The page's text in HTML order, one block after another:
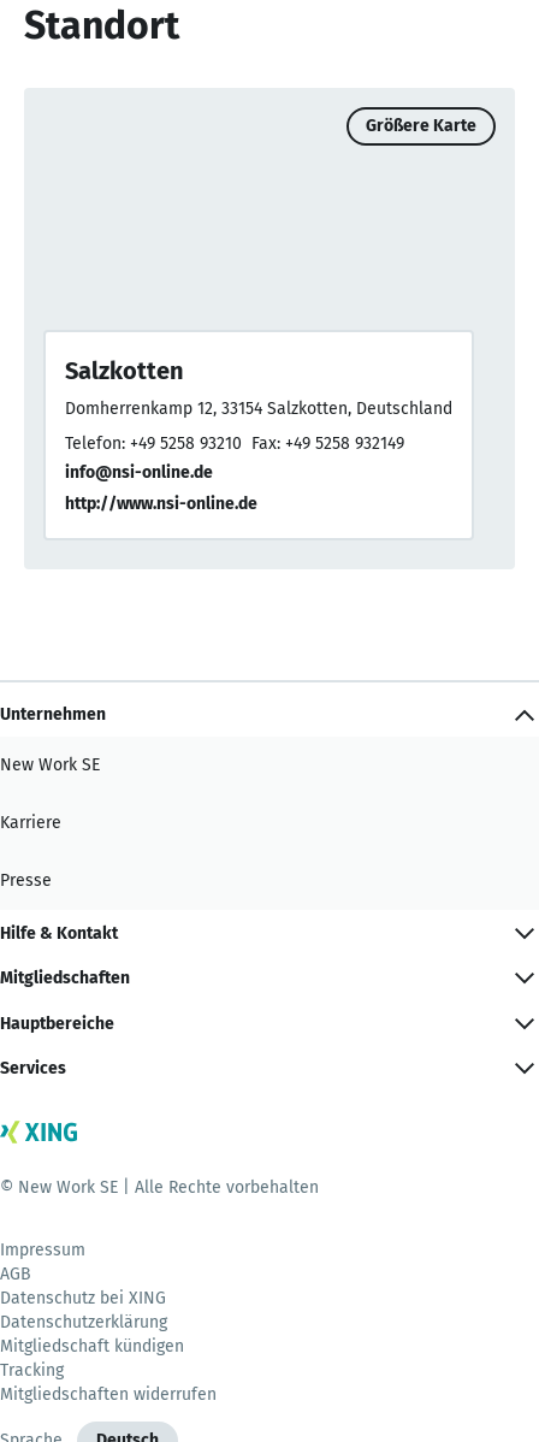
Standort
Größere Karte
Salzkotten
Domherrenkamp 12, 33154 Salzkotten, Deutschland
Telefon: +49 5258 93210 Fax: +49 5258 932149
info@nsi-online.de
http://www.nsi-online.de
Unternehmen
New Work SE
Karriere
Presse
Hilfe & Kontakt
Mitgliedschaften
Hauptbereiche
Services
© New Work SE | Alle Rechte vorbehalten
Impressum
AGB
Datenschutz bei XING
Datenschutzerklärung
Mitgliedschaft kündigen
Tracking
Mitgliedschaften widerrufen